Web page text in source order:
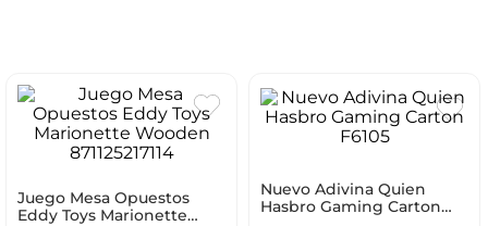
Juego Mesa Opuestos
Eddy Toys Marionette
Nuevo Adivina Quien
Hasbro Gaming Carton